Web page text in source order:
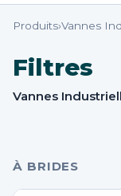
Produits›Vannes
Filtres
Vannes
À BRIDES